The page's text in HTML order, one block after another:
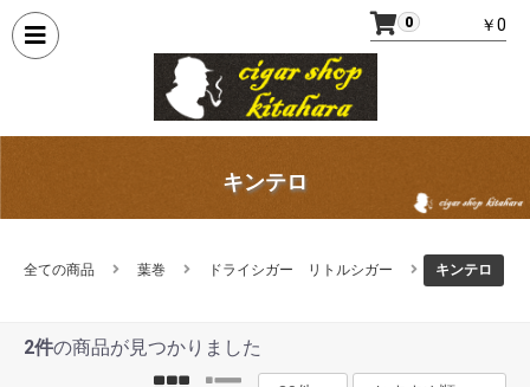
0 ￥0
キンテロ
全ての商品 葉巻 ドライシガー リトルシガー キンテロ
2件の商品が見つかりました